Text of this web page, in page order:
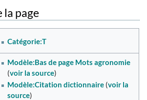
la page
Catégorie:T
Modèle:Bas de page Mots agronomie
(voir la source)
Modèle:Citation dictionnaire(voir la
source)